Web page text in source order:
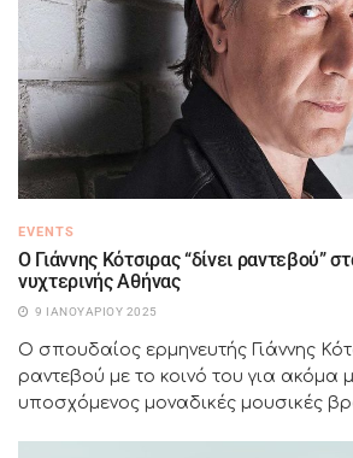
EVENTS
Ο Γιάννης Κότσιρας “δίνει ραντεβού”
νυχτερινής Αθήνας
9 ΙΑΝΟΥΑΡΊΟΥ 2025
Ο σπουδαίος ερμηνευτής Γιάννης
ραντεβού με το κοινό του για ακόμα
υποσχόμενος μοναδικές μουσικές